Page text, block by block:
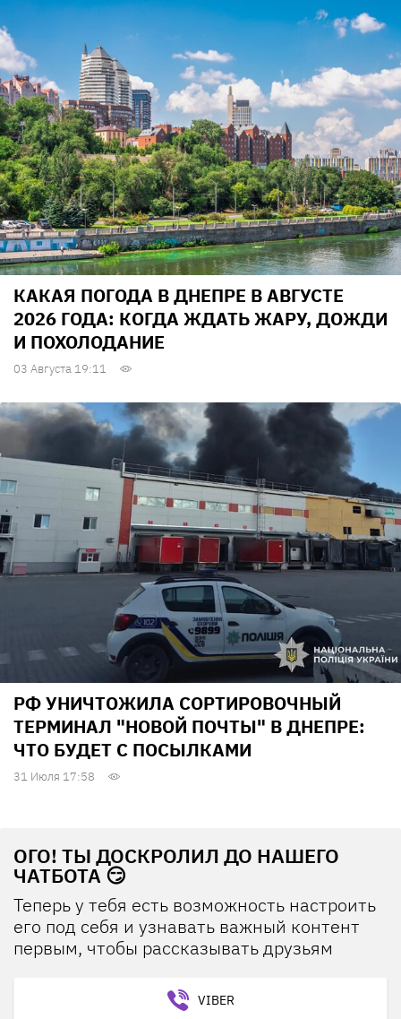
КАКАЯ ПОГОДА В ДНЕПРЕ В АВГУСТЕ
2026 ГОДА: КОГДА ЖДАТЬ ЖАРУ, ДОЖДИ
И ПОХОЛОДАНИЕ
03 Августа 19:11
РФ УНИЧТОЖИЛА СОРТИРОВОЧНЫЙ
ТЕРМИНАЛ "НОВОЙ ПОЧТЫ" В ДНЕПРЕ:
ЧТО БУДЕТ С ПОСЫЛКАМИ
31 Июля 17:58
ОГО! ТЫ ДОСКРОЛИЛ ДО НАШЕГО
ЧАТБОТА 😏
Теперь у тебя есть возможность настроить
его под себя и узнавать важный контент
первым, чтобы рассказывать друзьям
VIBER